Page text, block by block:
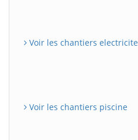
Voir les chantiers electricite
Voir les chantiers piscine